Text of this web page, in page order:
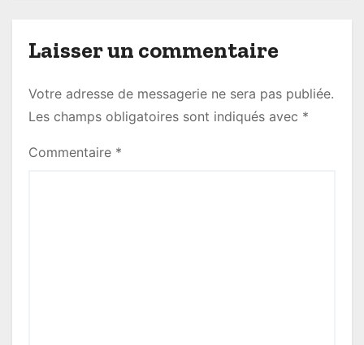
i
g
a
t
Laisser un commentaire
Votre adresse de messagerie ne sera pas publiée.
Les champs obligatoires sont indiqués avec *
Commentaire *